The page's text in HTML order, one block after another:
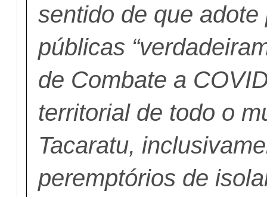
sentido de que
públicas
de Combate a
territorial de todo o
Tacaratu,
peremptórios de